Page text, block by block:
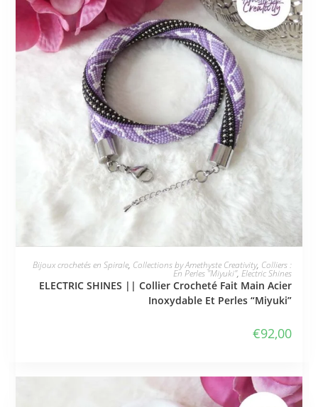
JE L'ADOPTE
Bijoux crochetés en Spirale, Collections by Amethyste Creativity, Colliers :
En Perles "Miyuki", Electric Shines
ELECTRIC SHINES || Collier Crocheté Fait Main Acier
Inoxydable Et Perles “Miyuki”
€92,00